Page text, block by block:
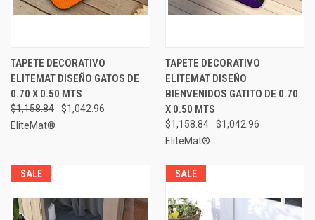
TAPETE DECORATIVO
ELITEMAT DISEÑO GATOS DE
0.70 X 0.50 MTS
$1,158.84
$1,042.96
EliteMat®
TAPETE DECORATIVO
ELITEMAT DISEÑO
BIENVENIDOS GATITO DE 0.70
X 0.50 MTS
$1,158.84
$1,042.96
EliteMat®
SALE SALE